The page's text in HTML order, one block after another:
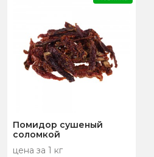
Помидор сушеный
соломкой
цена за 1 кг